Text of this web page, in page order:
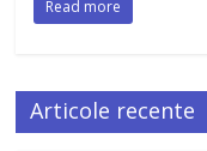
Read more
Articole recente